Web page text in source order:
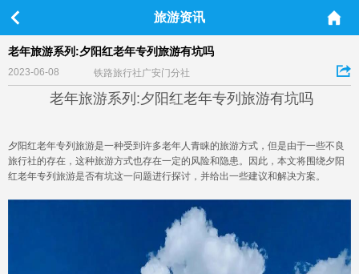
旅游资讯
老年旅游系列:夕阳红老年专列旅游有坑吗
2023-06-08 铁路旅行社广安门分社
老年旅游系列:夕阳红老年专列旅游有坑吗
夕阳红老年专列旅游是一种受到许多老年人青睐的旅游方式，但是由于一些不良
旅行社的存在，这种旅游方式也存在一定的风险和隐患。因此，本文将围绕夕阳
红老年专列旅游是否有坑这一问题进行探讨，并给出一些建议和解决方案。